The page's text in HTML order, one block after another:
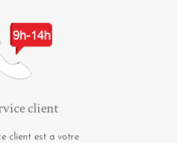
client
client est a votre